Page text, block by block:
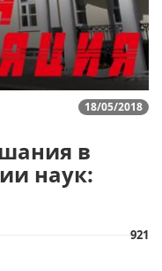
18/05/2018
в
наук:
921